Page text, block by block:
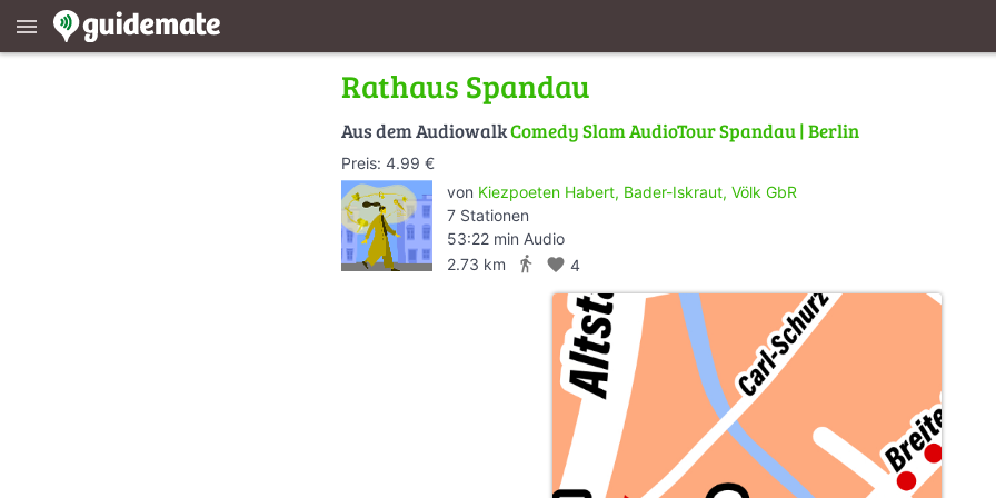
menu
Rathaus Spandau
Aus dem AudiowalkComedy Slam AudioTour Spandau | Berlin
Preis: 4.99 €
von Kiezpoeten Habert, Bader-Iskraut, Völk GbR
7 Stationen
53:22 min Audio
2.73 km
directions_walk favorite 4